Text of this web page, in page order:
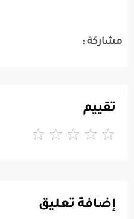
مشاركة :
تقييم
إضافة تعليق